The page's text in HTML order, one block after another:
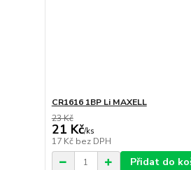
CR1616 1BP Li MAXELL
23 Kč
21 Kč/ks
17 Kč bez DPH
Přidat do